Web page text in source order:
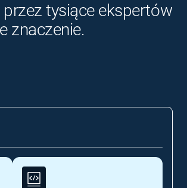
tysiące ekspertów
znaczenie.